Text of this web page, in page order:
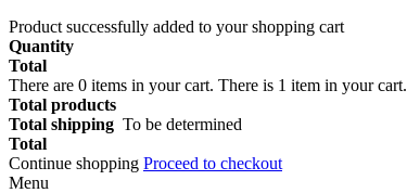
Product successfully added to your shopping cart
Quantity
Total
There are 0 items in your cart. There is 1 item in your cart.
Total products
Total shipping To be determined
Total
Continue shopping Proceed to checkout
Menu